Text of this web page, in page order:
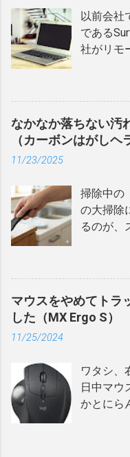
ト：厚み
クレジッ
0.76mm
ットカ...
グで確認
じログ
ってログ
定を確認
わしさ
の中には
決策を
れが
ERGO
見つけた
というこ
20度の傾
イテムで
は利用で
ど、そ
いの？っ
としては
った状態
も穴...
サーの場
エラー
まりキッ
クレー
回連続で
分後に再
る、と言
いるの
ードで解
ているか
まく行か
トロッ
持ってい
なので普
って試し
パッドの
(NFC)は
とにな
以前会社
である
社がリモ
Core-i5
同じく
バッテ
るされる
タブレッ
入力に近
が聞こえ
も、それ
品とし
りました
ですが、
zoomを
クリー
ので同じ
しました
本体から
した。
なかなか落ちない汚
（カーボンはがしヘ
11/23/2025
掃除中の
の大掃除
るのが、
カリや
なやつ。
とはい
ヘラを持
ものまで
に汚れだ
は？ 上
し、プラ
したも
マウスをやめてトラ
した（MX Ergo S）
11/25/2024
ワタシ、
日中マウ
かとにら
ールに